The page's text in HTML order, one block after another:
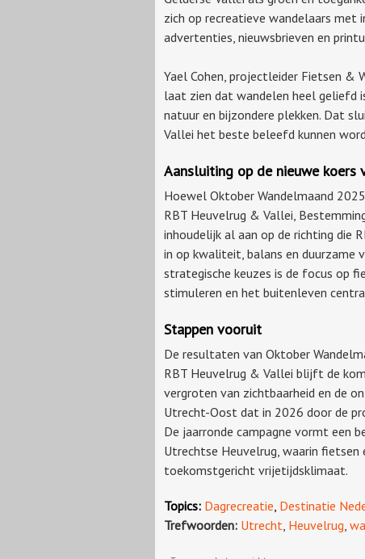
zich op recreatieve wandelaars met
advertenties, nieuwsbrieven en
Yael Cohen, projectleider Fietsen &
laat zien dat wandelen heel geliefd
natuur en bijzondere plekken. Dat
Vallei het beste beleefd kunnen
Aansluiting op de nieuwe koers
Hoewel Oktober Wandelmaand
RBT Heuvelrug & Vallei,
inhoudelijk al aan op de richting die
in op kwaliteit, balans en duurzame
strategische keuzes is de focus op
stimuleren en het buitenleven
Stappen vooruit
De resultaten van Oktober
RBT Heuvelrug & Vallei blijft de
vergroten van zichtbaarheid en de
Utrecht-Oost dat in 2026 door de
De jaarronde campagne vormt een
Utrechtse Heuvelrug, waarin fietsen
toekomstgericht vrijetijdsklimaat.
Topics: Dagrecreatie Destinatie
Trefwoorden: Utrecht Heuvelrug